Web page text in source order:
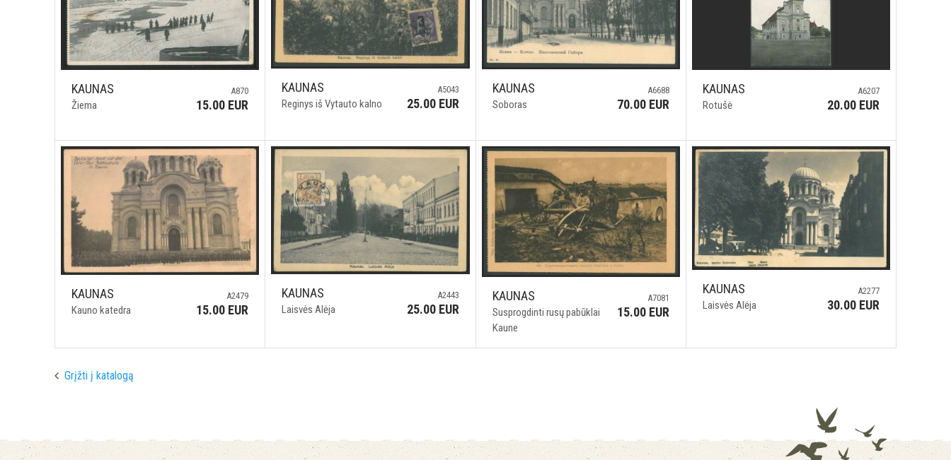
KAUNAS
Žiema
A870
15.00 EUR
KAUNAS
Reginys iš Vytauto kalno
A5043
25.00 EUR
KAUNAS
Soboras
A6688
70.00 EUR
KAUNAS
Rotušė
A6207
20.00 EUR
KAUNAS
Kauno katedra
A2479
15.00 EUR
KAUNAS
Laisvės Alėja
A2443
25.00 EUR
KAUNAS
Susprogdinti rusų pabūklai
Kaune
A7081
15.00 EUR
KAUNAS
Laisvės Alėja
A2277
30.00 EUR
Grįžti į katalogą